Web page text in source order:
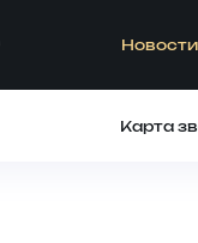
Новости
Карта